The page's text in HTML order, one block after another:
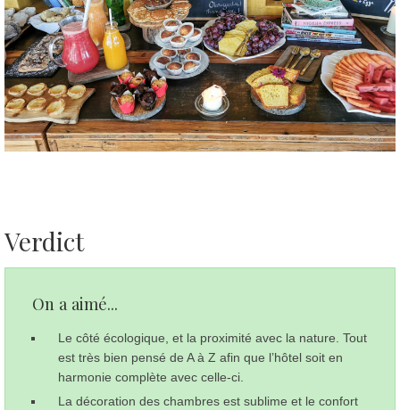
Verdict
On a aimé...
Le côté écologique, et la proximité avec la nature. Tout
est très bien pensé de A à Z afin que l’hôtel soit en
harmonie complète avec celle-ci.
La décoration des chambres est sublime et le confort